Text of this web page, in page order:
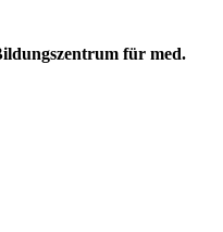
für med.